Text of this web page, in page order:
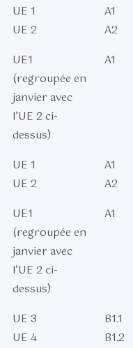
UE 1
UE 2
A1
A2
UE1
(regroupée en
janvier avec
l’UE 2 ci-
dessus)
A1
UE 1
UE 2
A1
A2
UE1
(regroupée en
janvier avec
l’UE 2 ci-
dessus)
A1
UE 3
UE 4
B1.1
B1.2